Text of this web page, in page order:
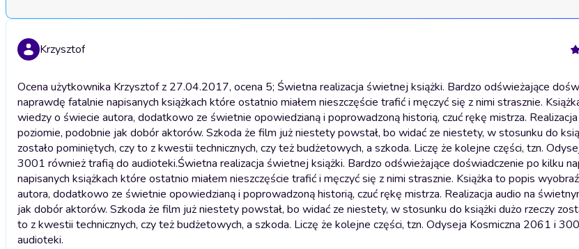
Krzysztof
Ocena użytkownika Krzysztof z 27.04.2017, ocena 5; Świetna realizacja świetnej książki. Bardzo odświeżające
naprawdę fatalnie napisanych książkach które ostatnio miałem nieszczęście trafić i męczyć się z nimi strasznie.
wiedzy o świecie autora, dodatkowo ze świetnie opowiedzianą i poprowadzoną historią, czuć rękę mistrza.
poziomie, podobnie jak dobór aktorów. Szkoda że film już niestety powstał, bo widać ze niestety, w stosunku do
zostało pominiętych, czy to z kwestii technicznych, czy też budżetowych, a szkoda. Liczę że kolejne części, tzn.
3001 również trafią do audioteki.Świetna realizacja świetnej książki. Bardzo odświeżające doświadczenie po kilku
napisanych książkach które ostatnio miałem nieszczęście trafić i męczyć się z nimi strasznie. Książka to popis
autora, dodatkowo ze świetnie opowiedzianą i poprowadzoną historią, czuć rękę mistrza. Realizacja audio na
jak dobór aktorów. Szkoda że film już niestety powstał, bo widać ze niestety, w stosunku do książki dużo rzeczy
to z kwestii technicznych, czy też budżetowych, a szkoda. Liczę że kolejne części, tzn. Odyseja Kosmiczna 2061 i
audioteki.